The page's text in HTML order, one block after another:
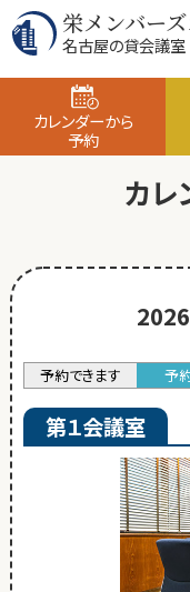
栄メンバー
名古屋の貸会議室
カレンダーから
予約
カレ
予約できます 予
第１会議室